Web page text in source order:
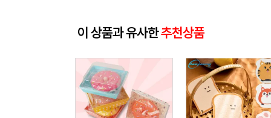
이 상품과 유사한추천상품